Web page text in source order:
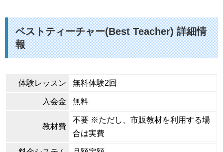
ベストティーチャー(Best Teacher) 詳細情
報
体験レッスン 無料体験2回
入会金 無料
教材費
不要 ※ただし、市販教材を利用する場
合は実費